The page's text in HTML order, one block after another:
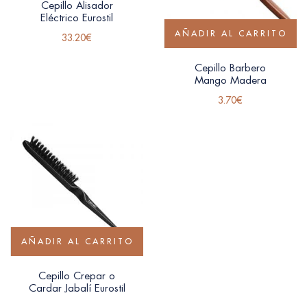
Cepillo Alisador
Eléctrico Eurostil
33.20€ AÑADIR AL CARRITO
Cepillo Barbero
Mango Madera
3.70€
AÑADIR AL CARRITO
Cepillo Crepar o
Cardar Jabalí Eurostil